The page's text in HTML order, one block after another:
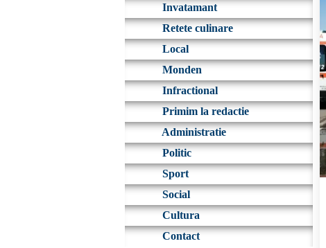
Invatamant
Retete culinare
Local
Monden
Infractional
Primim la redactie
Administratie
Politic
Sport
Social
Cultura
Contact